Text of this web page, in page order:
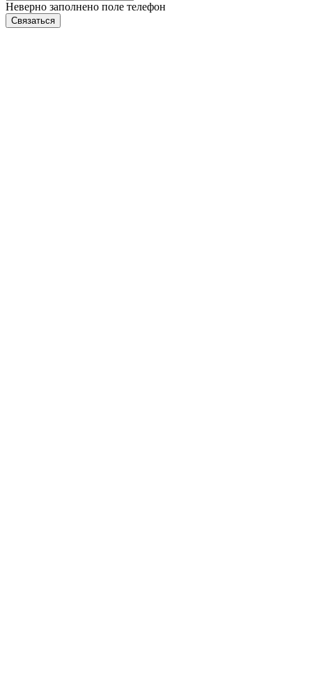
Неверно заполнено поле телефон
Связаться